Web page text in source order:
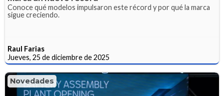
Conoce qué modelos impulsaron este récord y por qué la marca
sigue creciendo.
Raul Farias
Jueves, 25 de diciembre de 2025
Novedades